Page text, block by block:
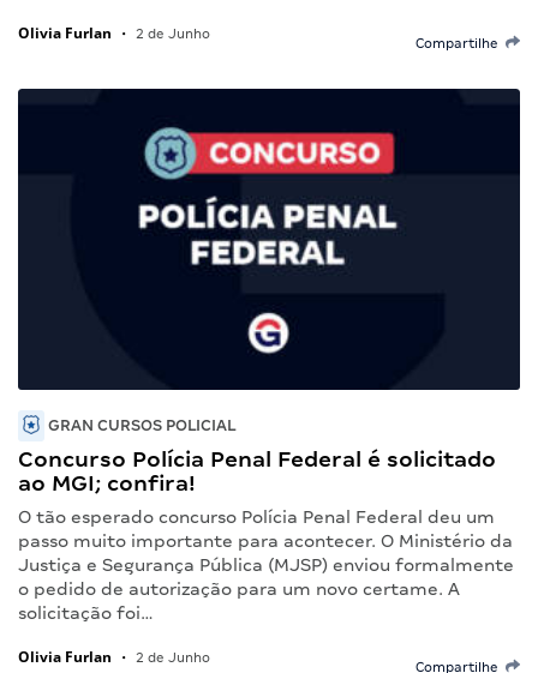
Olivia Furlan • 2 de Junho
Compartilhe
GRAN CURSOS POLICIAL
Concurso Polícia Penal Federal é solicitado
ao MGI; confira!
O tão esperado concurso Polícia Penal Federal deu um
passo muito importante para acontecer. O Ministério da
Justiça e Segurança Pública (MJSP) enviou formalmente
o pedido de autorização para um novo certame. A
solicitação foi…
Olivia Furlan • 2 de Junho
Compartilhe